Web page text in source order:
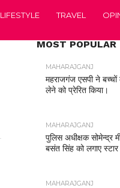
LIFESTYLE TRAVEL
MOST POPULAR
MAHARAJGANJ
महराजगंज एसपी ने
लेने को प्रेरित किया।
MAHARAJGANJ
पुलिस अधीक्षक सोमेन्द्र
बसंत सिंह को लगाए
MAHARAJGANJ